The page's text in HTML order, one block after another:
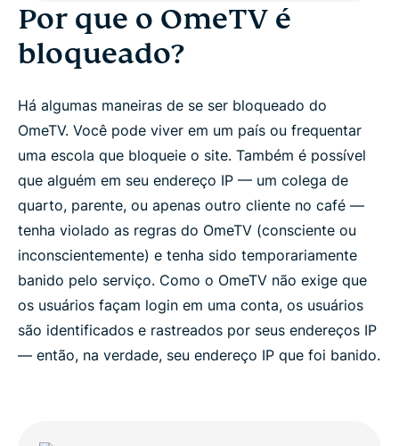
Por que o OmeTV é
bloqueado?
Há algumas maneiras de se ser bloqueado do
OmeTV. Você pode viver em um país ou frequentar
uma escola que bloqueie o site. Também é possível
que alguém em seu endereço IP — um colega de
quarto, parente, ou apenas outro cliente no café —
tenha violado as regras do OmeTV (consciente ou
inconscientemente) e tenha sido temporariamente
banido pelo serviço. Como o OmeTV não exige que
os usuários façam login em uma conta, os usuários
são identificados e rastreados por seus endereços IP
— então, na verdade, seu endereço IP que foi banido.